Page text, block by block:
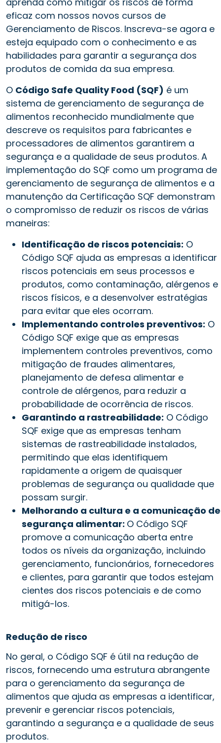
eficaz com nossos novos cursos de
Gerenciamento de Riscos. Inscreva-se agora e
esteja equipado com o conhecimento e as
habilidades para garantir a segurança dos
produtos de comida da sua empresa.
O Código Safe Quality Food (SQF) é um
sistema de gerenciamento de segurança de
alimentos reconhecido mundialmente que
descreve os requisitos para fabricantes e
processadores de alimentos garantirem a
segurança e a qualidade de seus produtos. A
implementação do SQF como um programa de
gerenciamento de segurança de alimentos e a
manutenção da Certificação SQF demonstram
o compromisso de reduzir os riscos de várias
maneiras:
Identificação de riscos potenciais: O
Código SQF ajuda as empresas a identificar
riscos potenciais em seus processos e
produtos, como contaminação, alérgenos e
riscos físicos, e a desenvolver estratégias
para evitar que eles ocorram.
Implementando controles preventivos: O
Código SQF exige que as empresas
implementem controles preventivos, como
mitigação de fraudes alimentares,
planejamento de defesa alimentar e
controle de alérgenos, para reduzir a
probabilidade de ocorrência de riscos.
Garantindo a rastreabilidade: O Código
SQF exige que as empresas tenham
sistemas de rastreabilidade instalados,
permitindo que elas identifiquem
rapidamente a origem de quaisquer
problemas de segurança ou qualidade que
possam surgir.
Melhorando a cultura e a comunicação de
segurança alimentar: O Código SQF
promove a comunicação aberta entre
todos os níveis da organização, incluindo
gerenciamento, funcionários, fornecedores
e clientes, para garantir que todos estejam
cientes dos riscos potenciais e de como
mitigá-los.
Redução de risco
No geral, o Código SQF é útil na redução de
riscos, fornecendo uma estrutura abrangente
para o gerenciamento da segurança de
alimentos que ajuda as empresas a identificar,
prevenir e gerenciar riscos potenciais,
garantindo a segurança e a qualidade de seus
produtos.